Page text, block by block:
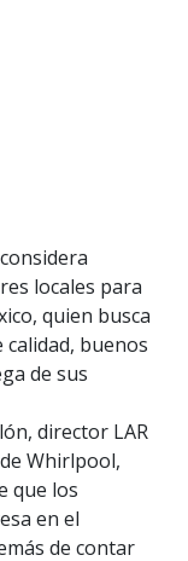
locales para
quien busca
buenos
de sus
director LAR
Whirlpool,
que los
en el
de contar